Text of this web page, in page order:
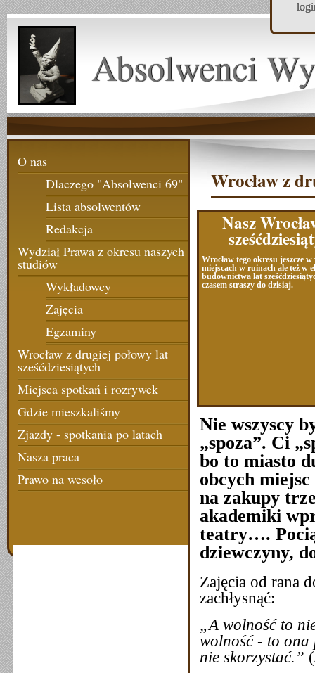
Absolwenci
O nas
Dlaczego "Absolwenci 69"
Lista absolwentów
Redakcja
Wydział Prawa z okresu naszych
studiów
Wykładowcy
Zajęcia
Egzaminy
Wrocław z drugiej połowy lat
sześćdziesiątych
Miejsca spotkań i rozrywek
Gdzie mieszkaliśmy
Zjazdy - spotkania po latach
Nasza praca
Prawo na wesoło
Wrocław z
Nasz
Wrocław tego okresu jeszcze
miejscach w ruinach ale też w
budownictwa lat
czasem straszy do dzisiaj.
Nie wszyscy
„spoza”. Ci
bo to miasto
obcych
na zakupy
akademiki
teatry….
dziewczyny,
Zajęcia od rana
zachłysnąć:
„A wolność to
wolność - to ona
nie skorzystać.” (